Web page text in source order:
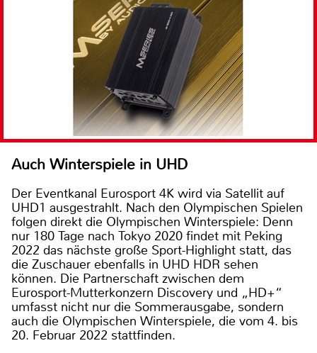
Auch Winterspiele in UHD
Der Eventkanal Eurosport 4K wird via Satellit auf
UHD1 ausgestrahlt. Nach den Olympischen Spielen
folgen direkt die Olympischen Winterspiele: Denn
nur 180 Tage nach Tokyo 2020 findet mit Peking
2022 das nächste große Sport-Highlight statt, das
die Zuschauer ebenfalls in UHD HDR sehen
können. Die Partnerschaft zwischen dem
Eurosport-Mutterkonzern Discovery und „HD+“
umfasst nicht nur die Sommerausgabe, sondern
auch die Olympischen Winterspiele, die vom 4. bis
20. Februar 2022 stattfinden.